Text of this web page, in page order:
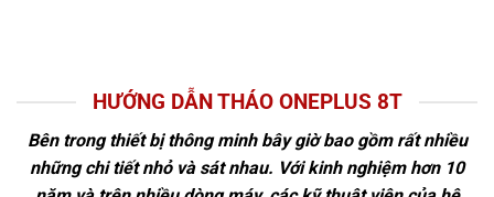
HƯỚNG DẪN THÁO ONEPLUS 8T
Bên trong thiết bị thông minh bây giờ bao gồm rất nhiều
những chi tiết nhỏ và sát nhau. Với kinh nghiệm hơn 10